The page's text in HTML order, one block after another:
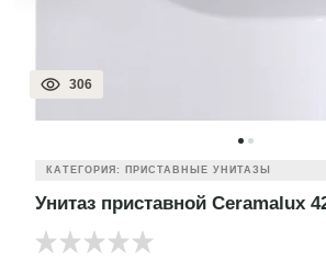
306
КАТЕГОРИЯ: ПРИСТАВНЫЕ УНИТАЗЫ
Унитаз приставной Ceramalux